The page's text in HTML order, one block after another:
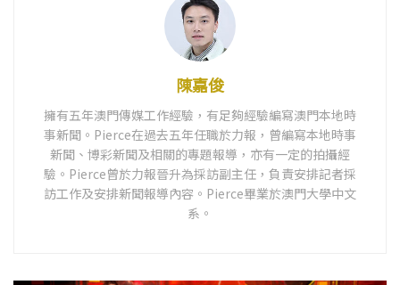
陳嘉俊
擁有五年澳門傳媒工作經驗，有足夠經驗編寫澳門本地時
事新聞。Pierce在過去五年任職於力報，曾編寫本地時事
新聞、博彩新聞及相關的專題報導，亦有一定的拍攝經
驗。Pierce曾於力報晉升為採訪副主任，負責安排記者採
訪工作及安排新聞報導內容。Pierce畢業於澳門大學中文
系。